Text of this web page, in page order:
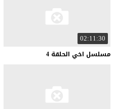
02:11:30
مسلسل اخي الحلقة 4